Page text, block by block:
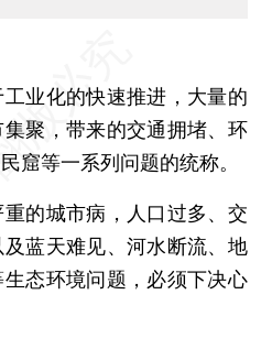
业化的快速推进，大量的
聚，带来的交通拥堵、环
窟等一系列问题的统称。
的城市病，人口过多、交
蓝天难见、河水断流、地
态环境问题，必须下决心